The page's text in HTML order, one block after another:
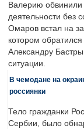
Валерию обвинили
деятельности без
Омаров встал на
котором
Александру
ситуации.
В чемодане на
россиянки
Тело гражданки
Сербии, было